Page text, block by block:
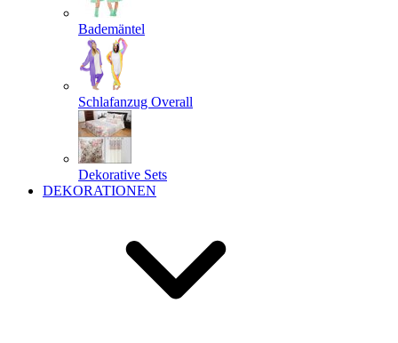
Bademäntel
Schlafanzug Overall
Dekorative Sets
DEKORATIONEN